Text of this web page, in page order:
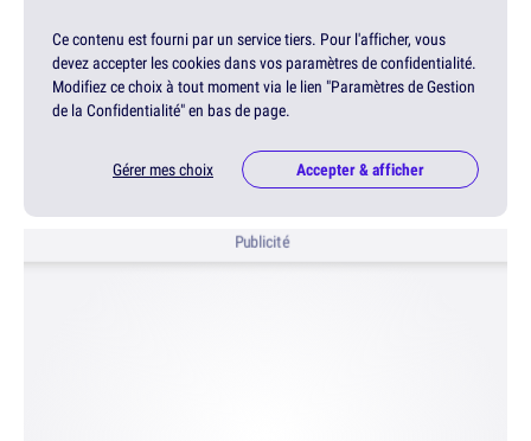
Ce contenu est fourni par un service tiers. Pour l'afficher, vous
devez accepter les cookies dans vos paramètres de confidentialité.
Modifiez ce choix à tout moment via le lien "Paramètres de Gestion
de la Confidentialité" en bas de page.
Gérer mes choix Accepter & afficher
Publicité